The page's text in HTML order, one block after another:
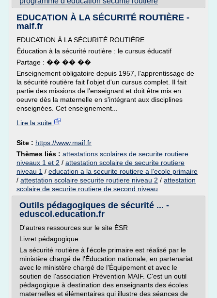
EDUCATION À LA SÉCURITÉ ROUTIÈRE -
maif.fr
EDUCATION À LA SÉCURITÉ ROUTIÈRE
Éducation à la sécurité routière : le cursus éducatif
Partage : �� �� ��
Enseignement obligatoire depuis 1957, l'apprentissage de
la sécurité routière fait l'objet d'un cursus complet. Il fait
partie des missions de l'enseignant et doit être mis en
oeuvre dès la maternelle en s'intégrant aux disciplines
enseignées. Cet enseignement...
Lire la suite
Site : https://www.maif.fr
Thèmes liés : attestations scolaires de securite routiere
niveaux 1 et 2 / attestation scolaire de securite routiere
niveau 1 / education a la securite routiere a l'ecole primaire
/ attestation scolaire securite routiere niveau 2 / attestation
scolaire de securite routiere de second niveau
Outils pédagogiques de sécurité ... -
eduscol.education.fr
D'autres ressources sur le site ÉSR
Livret pédagogique
La sécurité routière à l'école primaire est réalisé par le
ministère chargé de l'Éducation nationale, en partenariat
avec le ministère chargé de l'Équipement et avec le
soutien de l'association Prévention MAIF. C'est un outil
pédagogique à destination des enseignants des écoles
maternelles et élémentaires qui illustre des séances de